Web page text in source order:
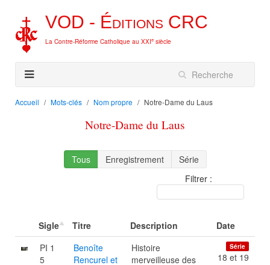
VOD - Éditions CRC
La Contre-Réforme Catholique au XXIe siècle
Accueil Mots-clés Nom propre Notre-Dame du Laus
Notre-Dame du Laus
Tous Enregistrement
Série
Filtrer :
Sigle Titre Description
Date
PI 1
5
Benoîte
Rencurel et
Histoire
merveilleuse des
Série
18 et 19